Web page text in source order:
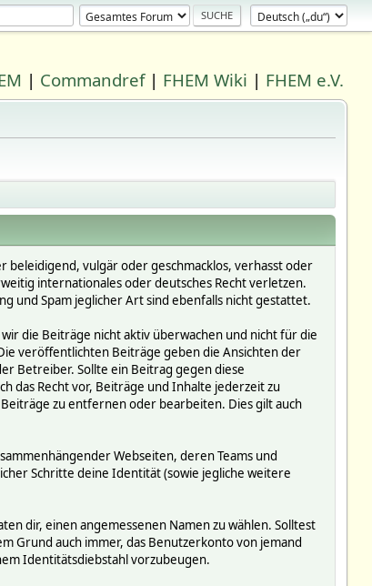
| Commandref| FHEM Wiki | FHEM e.V.
beleidigend, vulgär oder geschmacklos, verhasst oder
internationales oder deutsches Recht verletzen.
und Spam jeglicher Art sind ebenfalls nicht gestattet.
die Beiträge nicht aktiv überwachen und nicht für die
veröffentlichten Beiträge geben die Ansichten der
Betreiber. Sollte ein Beitrag gegen diese
das Recht vor, Beiträge und Inhalte jederzeit zu
zu entfernen oder bearbeiten. Dies gilt auch
Webseiten, deren Teams und
Schritte deine Identität (sowie jegliche weitere
dir, einen angemessenen Namen zu wählen. Solltest
Grund auch immer, das Benutzerkonto von jemand
Identitätsdiebstahl vorzubeugen.